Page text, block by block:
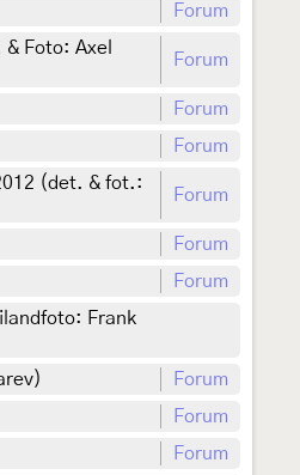
Forum
Foto: Axel
Forum
Forum
Forum
(det. & fot.:
Forum
Forum
Forum
Frank
Forum
Forum
Forum